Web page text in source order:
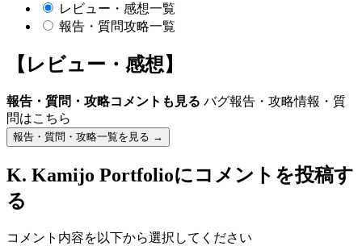
レビュー・感想一覧
報告・質問攻略一覧
【レビュー・感想】
報告・質問・攻略コメントも見る バグ報告・攻略情報・質
問はこちら
報告・質問・攻略一覧を見る →
K. Kamijo Portfolioにコメントを投稿す
る
コメント内容を以下から選択してください